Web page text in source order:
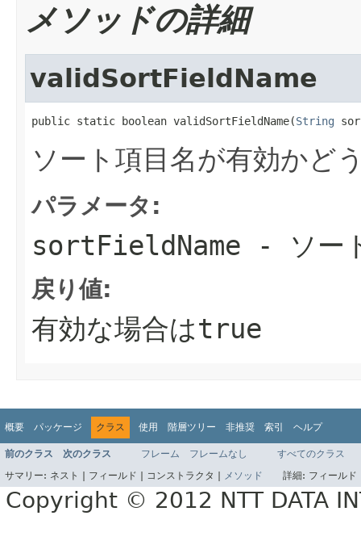
メソッドの詳細
validSortFieldName
public static boolean validSortFieldName(String
ソート項目名が有効かど
パラメータ:
sortFieldName - ソー
戻り値:
有効な場合はtrue
概要 パッケージ クラス 使用 階層ツリー 非推奨 索引 ヘルプ
前のクラス 次のクラス フレーム フレームなし
すべてのクラス
サマリー: ネスト | フィールド | コンストラクタ | メソッド 詳細: フィール
Copyright © 2012 NTT DATA